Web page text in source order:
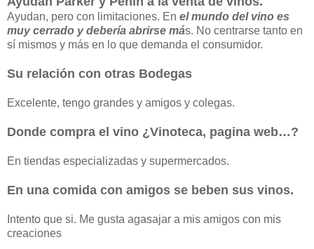
Ayudan, pero con limitaciones. En el mundo del vino es
muy cerrado y debería abrirse más. No centrarse tanto en
sí mismos y más en lo que demanda el consumidor.
Su relación con otras Bodegas
Excelente, tengo grandes y amigos y colegas.
Donde compra el vino ¿Vinoteca, pagina web…?
En tiendas especializadas y supermercados.
En una comida con amigos se beben sus vinos.
Intento que si. Me gusta agasajar a mis amigos con mis
creaciones